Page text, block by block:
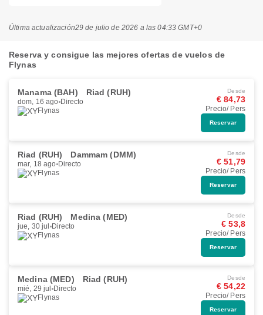
Última actualización29 de julio de 2026 a las 04:33 GMT+0
Reserva y consigue las mejores ofertas de vuelos de
Flynas
Manama (BAH) Riad (RUH)
dom, 16 ago Directo
Flynas
Desde
€ 84,73
Precio/ Pers
Reservar
Riad (RUH) Dammam (DMM)
mar, 18 ago Directo
Flynas
Desde
€ 51,79
Precio/ Pers
Reservar
Riad (RUH) Medina (MED)
jue, 30 jul Directo
Flynas
Desde
€ 53,8
Precio/ Pers
Reservar
Medina (MED) Riad (RUH)
mié, 29 jul Directo
Flynas
Desde
€ 54,22
Precio/ Pers
Reservar